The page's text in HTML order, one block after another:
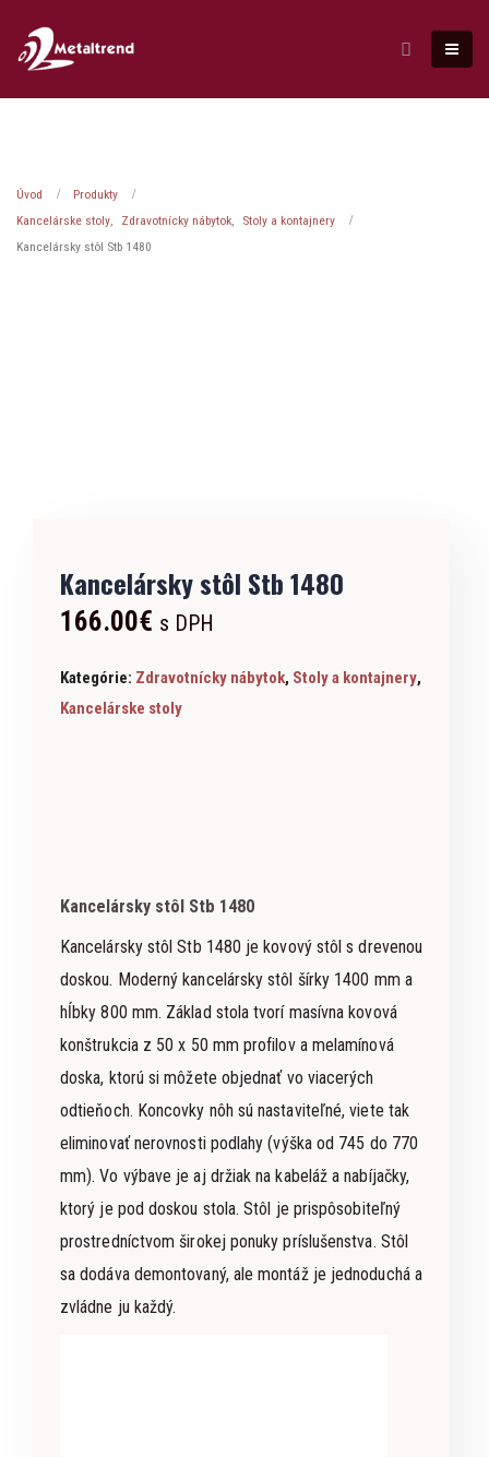
Úvod
Produkty
Kancelárske stoly, Zdravotnícky nábytok,
Stoly a kontajnery
Kancelársky stôl Stb 1480
Kancelársky stôl Stb 1480
166.00€ s DPH
Kategórie: Zdravotnícky nábytok, Stoly a kontajnery,
Kancelárske stoly
Kancelársky stôl Stb 1480
Kancelársky stôl Stb 1480 je kovový stôl s drevenou
doskou. Moderný kancelársky stôl šírky 1400 mm a
hĺbky 800 mm. Základ stola tvorí masívna kovová
konštrukcia z 50 x 50 mm profilov a melamínová
doska, ktorú si môžete objednať vo viacerých
odtieňoch. Koncovky nôh sú nastaviteľné, viete tak
eliminovať nerovnosti podlahy (výška od 745 do 770
mm). Vo výbave je aj držiak na kabeláž a nabíjačky,
ktorý je pod doskou stola. Stôl je prispôsobiteľný
prostredníctvom širokej ponuky príslušenstva. Stôl
sa dodáva demontovaný, ale montáž je jednoduchá a
zvládne ju každý.